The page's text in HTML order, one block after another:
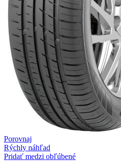
Porovnaj
Rýchly náhľad
Pridať medzi obľúbené